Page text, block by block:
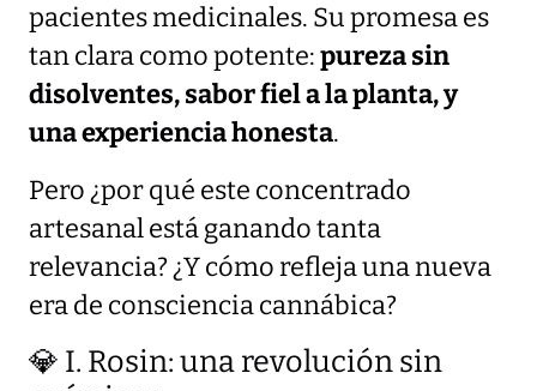
pacientes medicinales. Su promesa es
tan clara como potente:pureza sin
disolventes, sabor fiel a la planta, y
una experiencia honesta.
Pero ¿por qué este concentrado
artesanal está ganando tanta
relevancia? ¿Y cómo refleja una nueva
era de consciencia cannábica?
💎 I. Rosin: una revolución sin